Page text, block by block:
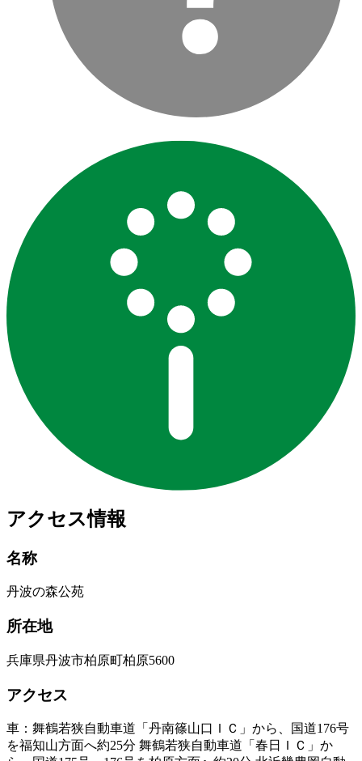
アクセス情報
名称
丹波の森公苑
所在地
兵庫県丹波市柏原町柏原5600
アクセス
車：舞鶴若狭自動車道「丹南篠山口ＩＣ」から、国道176号
を福知山方面へ約25分 舞鶴若狭自動車道「春日ＩＣ」か